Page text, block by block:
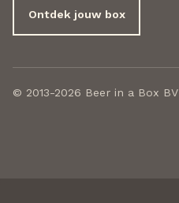
Ontdek jouw box
© 2013-2026 Beer in a Box BV